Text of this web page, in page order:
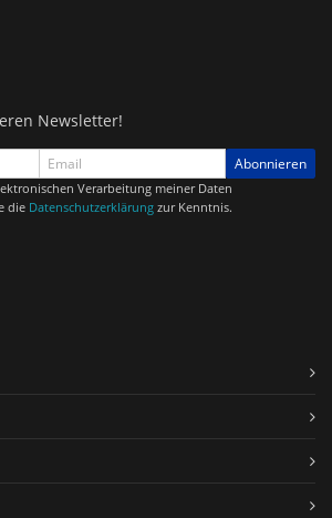
Newsletter!
Abonnieren
Verarbeitung meiner Daten
die Datenschutzerklärung zur Kenntnis.